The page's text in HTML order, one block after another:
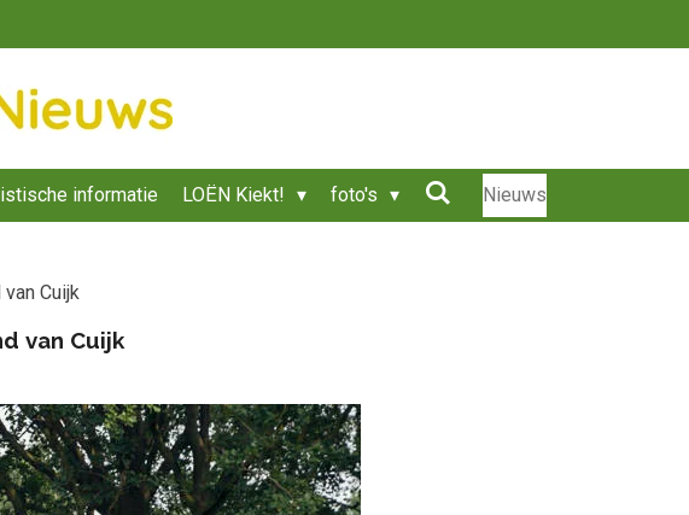
informatie LOËN Kiekt! foto's Nieuws
Cuijk
van Cuijk